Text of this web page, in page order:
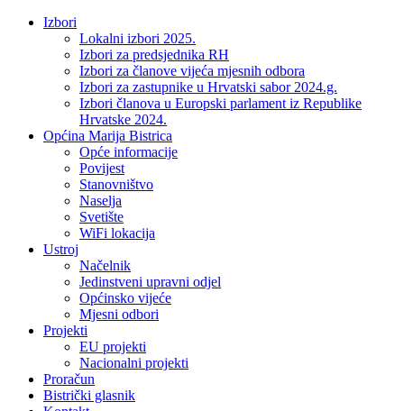
Izbori
Lokalni izbori 2025.
Izbori za predsjednika RH
Izbori za članove vijeća mjesnih odbora
Izbori za zastupnike u Hrvatski sabor 2024.g.
Izbori članova u Europski parlament iz Republike
Hrvatske 2024.
Općina Marija Bistrica
Opće informacije
Povijest
Stanovništvo
Naselja
Svetište
WiFi lokacija
Ustroj
Načelnik
Jedinstveni upravni odjel
Općinsko vijeće
Mjesni odbori
Projekti
EU projekti
Nacionalni projekti
Proračun
Bistrički glasnik